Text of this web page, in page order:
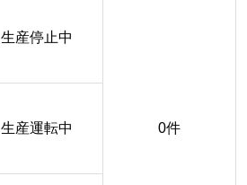
生産停止中
0件
生産運転中